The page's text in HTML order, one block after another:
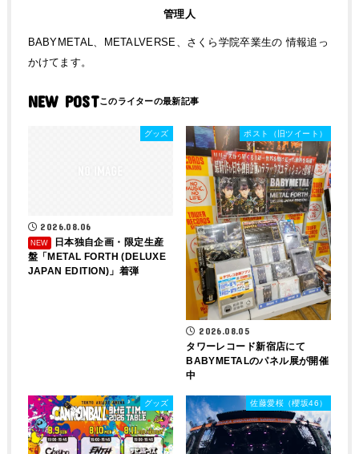
管理人
BABYMETAL、METALVERSE、さくら学院卒業生の 情報追っ
かけてます。
NEW POST
グッズ
2026.08.06
日本独自企画・限定生産
盤「METAL FORTH (DELUXE
JAPAN EDITION)」着弾
ポスト（旧ツイート）
2026.08.05
タワーレコード新宿店にて
BABYMETALのパネル展が開催
中
グッズ 佐藤愛桜（櫻坂46）